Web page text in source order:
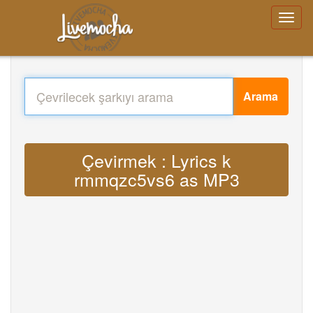
Arama
Çevirmek : Lyrics k
rmmqzc5vs6 as MP3